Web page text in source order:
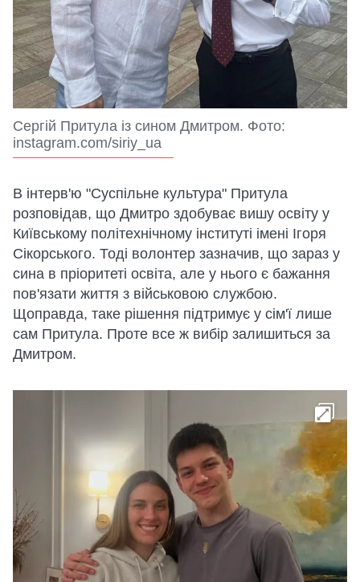
Сергій Притула із сином Дмитром. Фото:
instagram.com/siriy_ua
В інтерв'ю "Суспільне культура" Притула
розповідав, що Дмитро здобуває вишу освіту у
Київському політехнічному інституті імені Ігоря
Сікорського. Тоді волонтер зазначив, що зараз у
сина в пріоритеті освіта, але у нього є бажання
пов'язати життя з військовою службою.
Щоправда, таке рішення підтримує у сім'ї лише
сам Притула. Проте все ж вибір залишиться за
Дмитром.